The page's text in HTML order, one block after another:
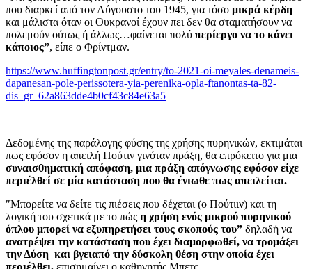
που διαρκεί από τον Αύγουστο του 1945, για τόσο μικρά κέρδη
και μάλιστα όταν οι Ουκρανοί έχουν πει δεν θα σταματήσουν να
πολεμούν ούτως ή άλλως…φαίνεται πολύ περίεργο να το κάνει
κάποιος”, είπε ο Φρίντμαν.
https://www.huffingtonpost.gr/entry/to-2021-oi-meyales-denameis-
dapanesan-pole-perissotera-yia-perenika-opla-ftanontas-ta-82-
dis_gr_62a863dde4b0cf43c84e63a5
Δεδομένης της παράλογης φύσης της χρήσης πυρηνικών, εκτιμάται
πως εφόσον η απειλή Πούτιν γινόταν πράξη, θα επρόκειτο για μια
συναισθηματική απόφαση, μια πράξη απόγνωσης εφόσον είχε
περιέλθεί σε μία κατάσταση που θα ένιωθε πως απειλείται.
″Μπορείτε να δείτε τις πιέσεις που δέχεται (ο Πούτιιν) και τη
λογική του σχετικά με το πώς η χρήση ενός μικρού πυρηνικού
όπλου μπορεί να εξυπηρετήσει τους σκοπούς του” δηλαδή να
ανατρέψει την κατάσταση που έχει διαμορφωθεί, να τρομάξει
την Δύση και βγειαπό την δύσκολη θέση στην οποία έχει
περιέλθει, επισημαίνει ο καθηγητής Μπετς.